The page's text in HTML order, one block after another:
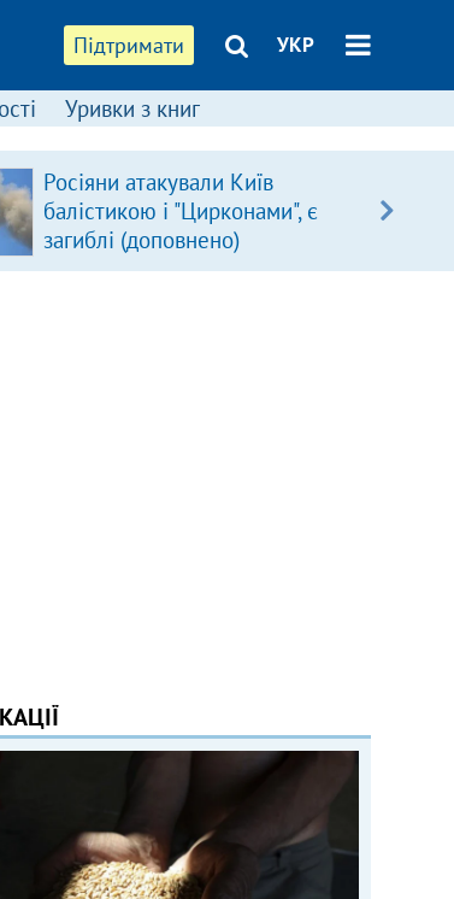
Підтримати УКР
Уривки з книг
Росіяни атакували Київ
балістикою і "Цирконами", є
загиблі (доповнено)